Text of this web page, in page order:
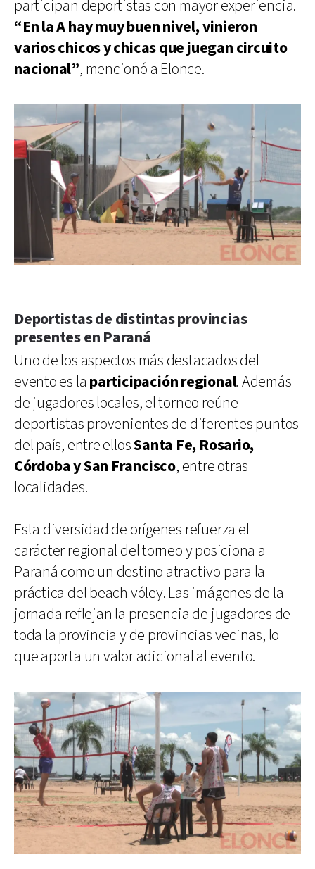
participan deportistas con mayor experiencia.
“En la A hay muy buen nivel, vinieron
varios chicos y chicas que juegan circuito
nacional”, mencionó a Elonce.
Deportistas de distintas provincias
presentes en Paraná
Uno de los aspectos más destacados del
evento es la participación regional. Además
de jugadores locales, el torneo reúne
deportistas provenientes de diferentes puntos
del país, entre ellosSanta Fe, Rosario,
Córdoba y San Francisco, entre otras
localidades.
Esta diversidad de orígenes refuerza el
carácter regional del torneo y posiciona a
Paraná como un destino atractivo para la
práctica del beach vóley. Las imágenes de la
jornada reflejan la presencia de jugadores de
toda la provincia y de provincias vecinas, lo
que aporta un valor adicional al evento.